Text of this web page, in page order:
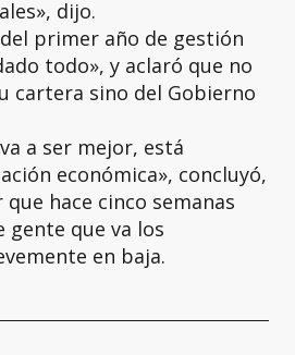
dijo.
primer año de gestión
todo», y aclaró que no
cartera sino del Gobierno
a ser mejor, está
económica», concluyó,
hace cinco semanas
gente que va los
en baja.